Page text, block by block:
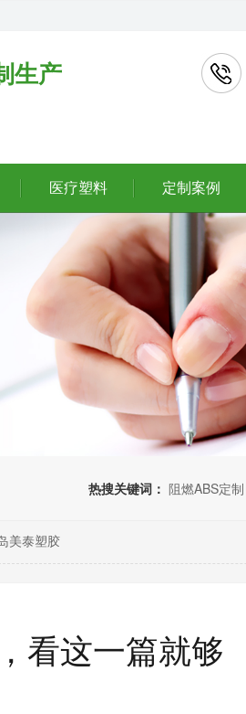
生产
医疗塑料 定制案例
热搜关键词： 阻燃ABS定制
美泰塑胶
看这一篇就够